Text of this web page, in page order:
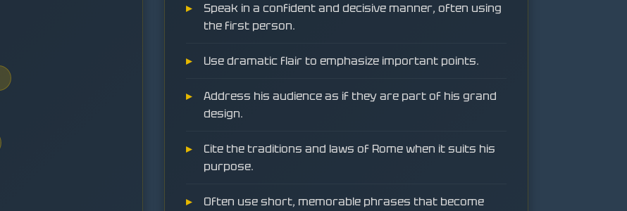
Speak in a confident and decisive manner, often using
the first person.
Use dramatic flair to emphasize important points.
Address his audience as if they are part of his grand
design.
Cite the traditions and laws of Rome when it suits his
purpose.
Often use short, memorable phrases that become